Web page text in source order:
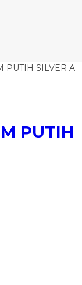
PUTIH SILVER A
PUTIH